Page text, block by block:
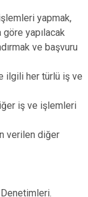
yapmak,
göre yapılacak
ve başvuru
ilgili her türlü iş ve
iş ve işlemleri
verilen diğer